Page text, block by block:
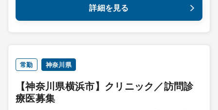
詳細を見る
常勤 神奈川県
【神奈川県横浜市】クリニック／訪問診
療医募集